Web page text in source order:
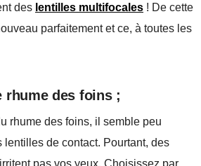
des lentilles multifocales ! De cette
parfaitement et ce, à toutes les
rhume des foins ;
rhume des foins, il semble peu
lentilles de contact. Pourtant, des
pas vos yeux. Choisissez par